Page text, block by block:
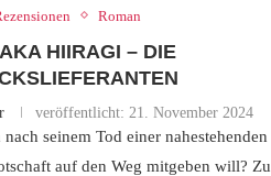
Roman
HIIRAGI – DIE
veröffentlicht: 21. November 2024
seinem Tod einer nahestehenden
auf den Weg mitgeben will? Zu